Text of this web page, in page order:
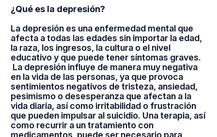
¿Qué es la depresión?
La depresión es una enfermedad mental que
afecta a todas las edades sin importar la edad,
la raza, los ingresos, la cultura o el nivel
educativo y que puede tener síntomas graves.
La depresión influye de manera muy negativa
en la vida de las personas, ya que provoca
sentimientos negativos de tristeza, ansiedad,
pesimismo o desesperanza que afectan a la
vida diaria, así como irritabilidad o frustración
que pueden impulsar al suicidio. Una terapia, así
como recurrir a un tratamiento con
medicamentos, puede ser necesario para